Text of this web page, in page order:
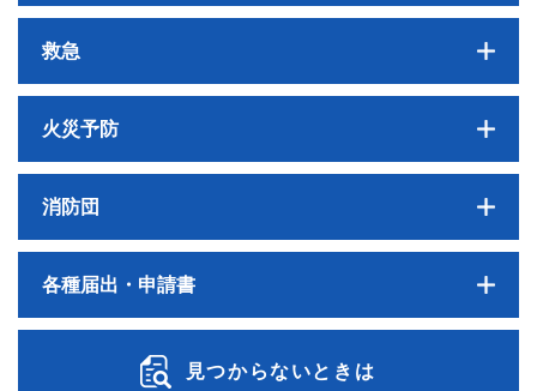
救急
火災予防
消防団
各種届出・申請書
見つからないときは